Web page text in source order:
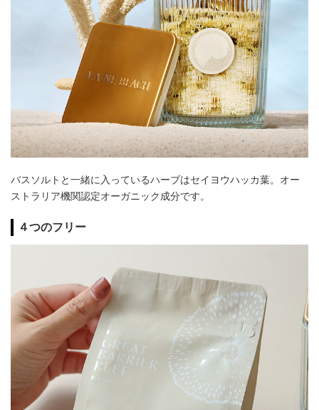
バスソルトと一緒に入っているハーブはセイヨウハッカ葉。オー
ストラリア機関認定オーガニック成分です。
４つのフリー